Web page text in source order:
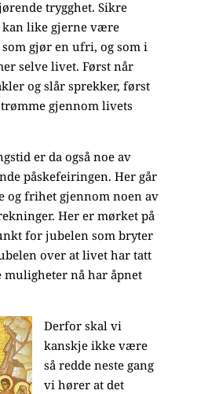
trygghet. Sikre
like gjerne være
gjør en ufri, og som i
selve livet. Først når
og slår sprekker, først
gjennom livets
er da også noe av
påskefeiringen. Her går
og frihet gjennom noen av
Her er mørket på
for jubelen som bryter
over at livet har tatt
muligheter nå har åpnet
Derfor skal vi
kanskje ikke være
så redde neste gang
vi hører at det